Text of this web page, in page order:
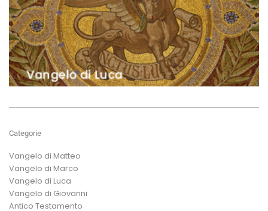
Categorie
Vangelo di Matteo
Vangelo di Marco
Vangelo di Luca
Vangelo di Giovanni
Antico Testamento